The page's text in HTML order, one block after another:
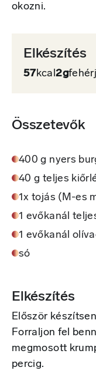
okozni.
Elkészítés
57kcal2g
Összetevők
400 g nyers
40 g teljes
1x tojás (M-es
1 evőkanál
1 evőkanál
só
Elkészítés
Először
Forraljon fel
megmosott
percig.